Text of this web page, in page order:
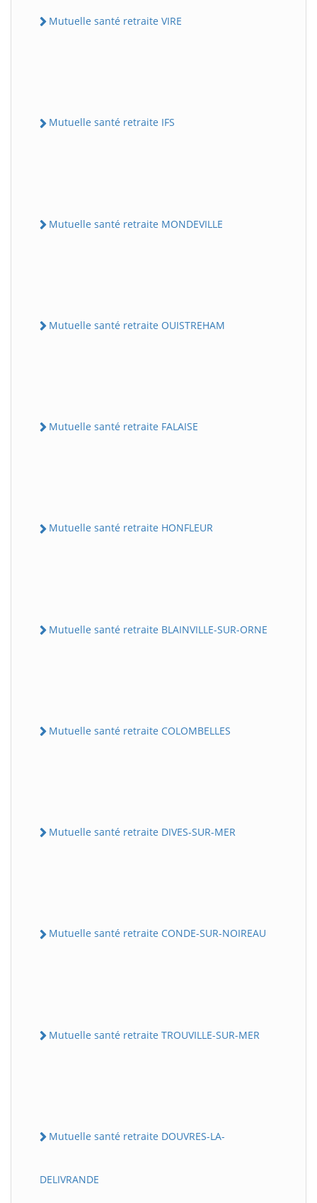
Mutuelle santé retraite VIRE
Mutuelle santé retraite IFS
Mutuelle santé retraite MONDEVILLE
Mutuelle santé retraite OUISTREHAM
Mutuelle santé retraite FALAISE
Mutuelle santé retraite HONFLEUR
Mutuelle santé retraite BLAINVILLE-SUR-ORNE
Mutuelle santé retraite COLOMBELLES
Mutuelle santé retraite DIVES-SUR-MER
Mutuelle santé retraite CONDE-SUR-NOIREAU
Mutuelle santé retraite TROUVILLE-SUR-MER
Mutuelle santé retraite DOUVRES-LA-
DELIVRANDE